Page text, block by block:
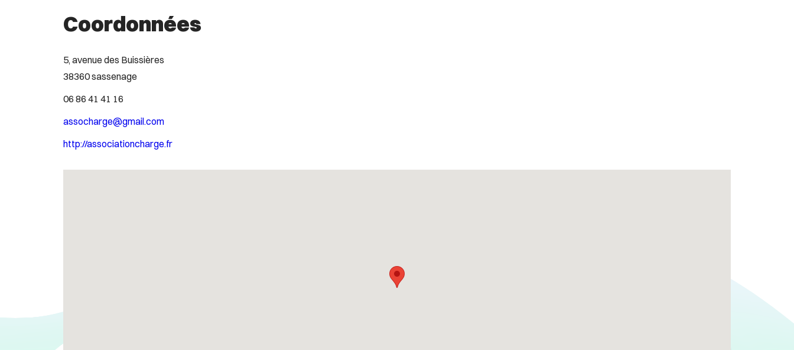
Coordonnées
5, avenue des Buissières
38360 sassenage
06 86 41 41 16
assocharge@gmail.com
http://associationcharge.fr